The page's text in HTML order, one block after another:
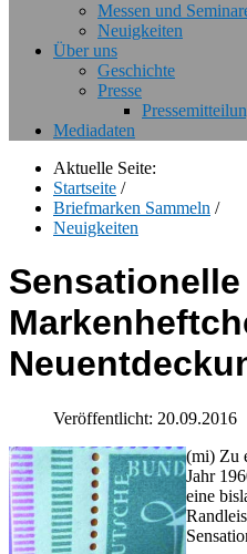
Messen und
Neuigkeiten
Über uns
Geschichte
Presse
Mediadaten
Aktuelle Seite:
Startseite /
Briefmarken Sammeln /
Neuigkeiten
Sensationelle
Veröffentlicht: 20.09.2016
(mi) Zu
Jahr
eine